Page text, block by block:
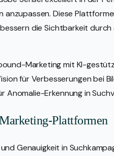
anzupassen. Diese
die Sichtbarkeit
Marketing mit KI-
für Verbesserungen bei
Anomalie-Erkennung in
Plattformen
Genauigkeit in